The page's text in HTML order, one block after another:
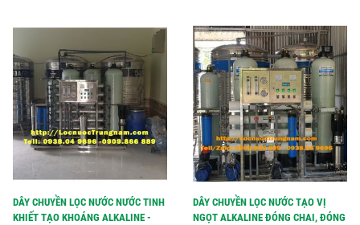
DÂY CHUYỀN LỌC NƯỚC NƯỚC TINH
KHIẾT TẠO KHOÁNG ALKALINE -
DÂY CHUYỀN LỌC NƯỚC TẠO VỊ
NGỌT ALKALINE ĐÓNG CHAI, ĐÓNG